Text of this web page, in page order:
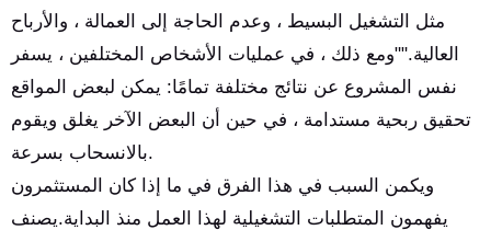
مثل التشغيل البسيط ، وعدم الحاجة إلى العمالة ، والأرباح
العالية.""ومع ذلك ، في عمليات الأشخاص المختلفين ، يسفر
نفس المشروع عن نتائج مختلفة تمامًا: يمكن لبعض المواقع
تحقيق ربحية مستدامة ، في حين أن البعض الآخر يغلق ويقوم
بالانسحاب بسرعة.
ويكمن السبب في هذا الفرق في ما إذا كان المستثمرون
يفهمون المتطلبات التشغيلية لهذا العمل منذ البداية.يصنف